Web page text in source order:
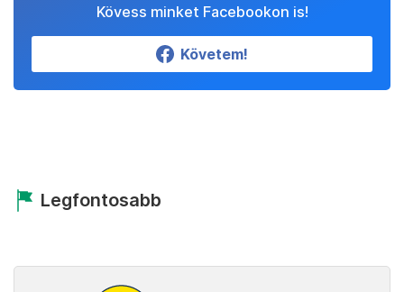
Kövess minket Facebookon is!
Követem!
Legfontosabb